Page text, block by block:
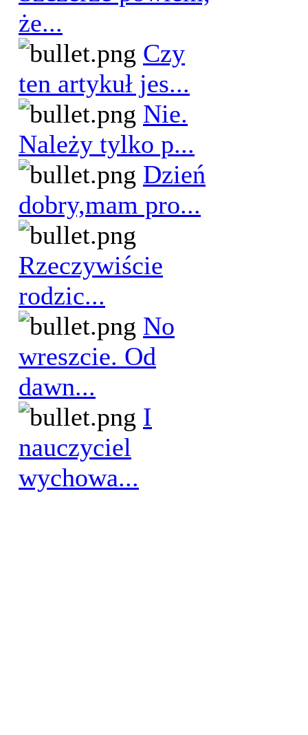
że...
Czy
ten artykuł jes...
Nie.
Należy tylko p...
Dzień
dobry,mam pro...
Rzeczywiście
rodzic...
No
wreszcie. Od
dawn...
I
nauczyciel
wychowa...